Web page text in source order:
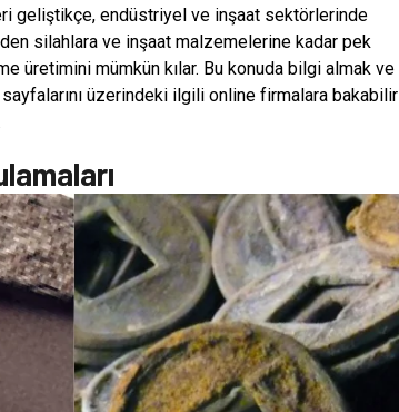
geliştikçe, endüstriyel ve inşaat sektörlerinde
silahlara ve inşaat malzemelerine kadar pek
üretimini mümkün kılar. Bu konuda bilgi almak ve
üzerindeki ilgili online firmalara bakabilir